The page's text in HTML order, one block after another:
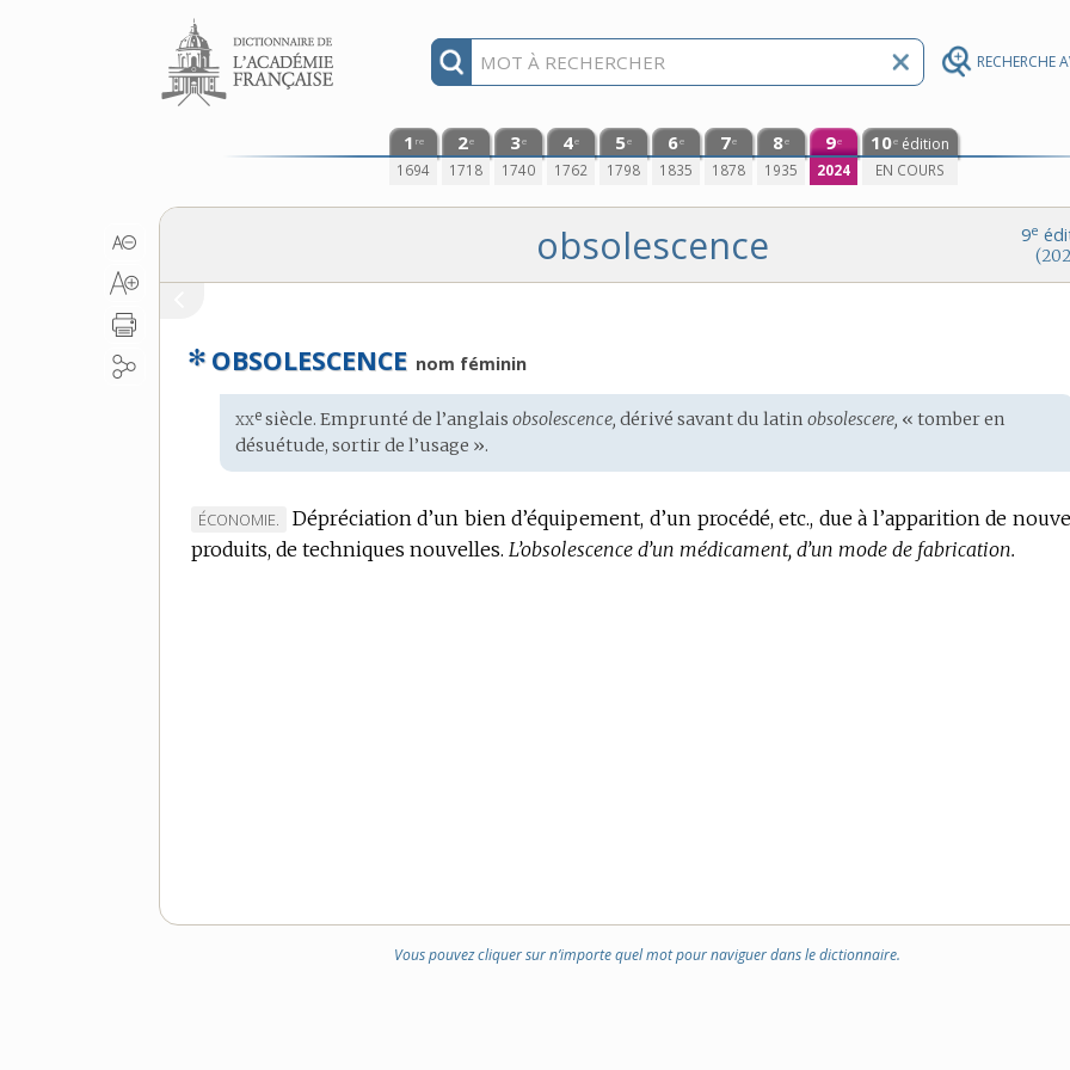
RECHERCHE
Aller au contenu
1 re
1694
2e
1718
3e
1740
4e
1762
5e
1798
6e
1835
7e
1878
8e
1935
9e
2024
10e édition
EN COURS
9e
obsolescence
✻ OBSOLESCENCE nom féminin
Étymologie
:
xxe siècle. Emprunté de l’anglais obsolescence, dérivé savant dulatin obsolescere, « tomber en
désuétude, sortir de l’usage ».
MARQUE
DE
ÉCONOMIE.
Dépréciation d’un bien d’équipement, d’un procédé, etc., due à l’apparition de
produits, de techniques nouvelles. L’obsolescence d’un médicament, d’un mode de fabrication.
Vous pouvez cliquer sur n’importe quel mot pour naviguer dans le dictionnaire.